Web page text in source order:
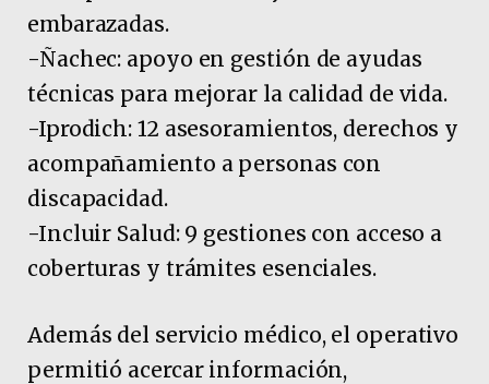
embarazadas.
-Ñachec: apoyo en gestión de ayudas
técnicas para mejorar la calidad de vida.
-Iprodich: 12 asesoramientos, derechos y
acompañamiento a personas con
discapacidad.
-Incluir Salud: 9 gestiones con acceso a
coberturas y trámites esenciales.
Además del servicio médico, el operativo
permitió acercar información,